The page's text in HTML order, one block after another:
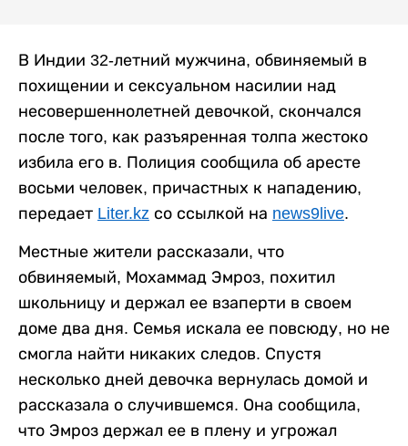
В Индии 32-летний мужчина, обвиняемый в
похищении и сексуальном насилии над
несовершеннолетней девочкой, скончался
после того, как разъяренная толпа жестоко
избила его в. Полиция сообщила об аресте
восьми человек, причастных к нападению,
передает Liter.kz со ссылкой на news9live.
Местные жители рассказали, что
обвиняемый, Мохаммад Эмроз, похитил
школьницу и держал ее взаперти в своем
доме два дня. Семья искала ее повсюду, но не
смогла найти никаких следов. Спустя
несколько дней девочка вернулась домой и
рассказала о случившемся. Она сообщила,
что Эмроз держал ее в плену и угрожал